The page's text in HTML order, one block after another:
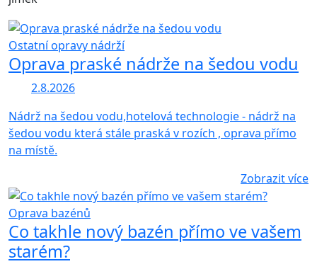
Ostatní opravy nádrží
Oprava praské nádrže na šedou vodu
2.8.2026
Nádrž na šedou vodu,hotelová technologie - nádrž na
šedou vodu která stále praská v rozích , oprava přímo
na místě.
Zobrazit více
Oprava bazénů
Co takhle nový bazén přímo ve vašem
starém?